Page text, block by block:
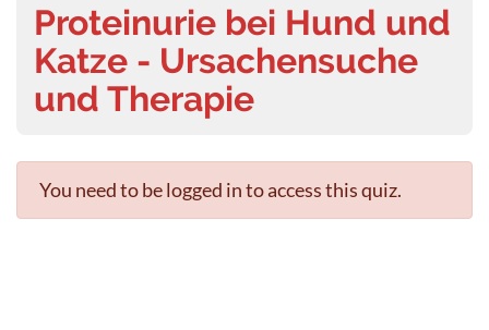
Proteinurie bei Hund und
Katze - Ursachensuche
und Therapie
You need to be logged in to access this quiz.